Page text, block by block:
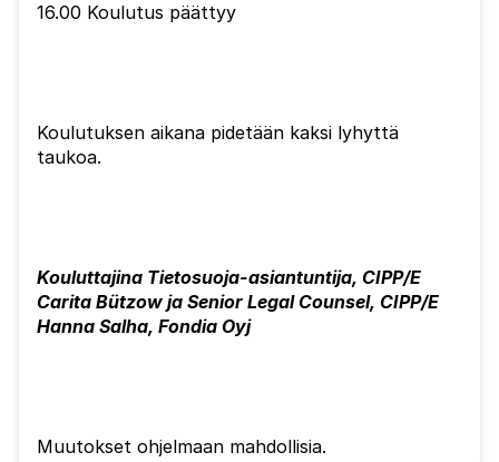
16.00 Koulutus päättyy
Koulutuksen aikana pidetään kaksi lyhyttä
taukoa.
Kouluttajina Tietosuoja-asiantuntija, CIPP/E
Carita Bützow ja Senior Legal Counsel, CIPP/E
Hanna Salha, Fondia Oyj
Muutokset ohjelmaan mahdollisia.